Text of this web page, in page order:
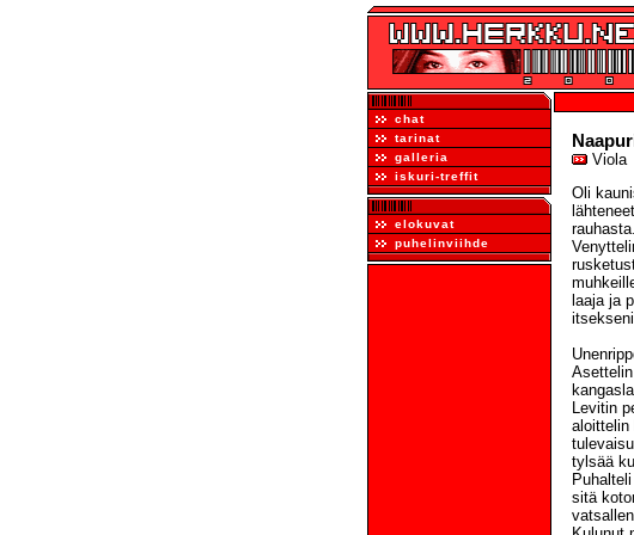
chat
tarinat
galleria
iskuri-treffit
elokuvat
puhelinviihde
Viola
Oli
laaja ja
Levitin
aloittelin
tylsää
sitä